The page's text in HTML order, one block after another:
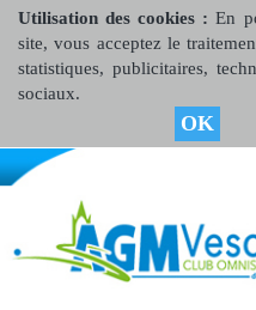
Utilisation des cookies :En
site, vous acceptez le
statistiques, publicitaires,
sociaux.
OK